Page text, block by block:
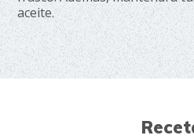
aceite.